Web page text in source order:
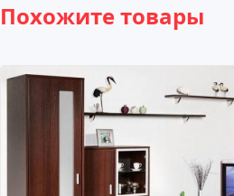
Похожите товары